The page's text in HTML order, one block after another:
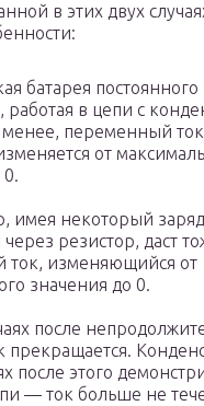
в этих двух
батарея постоянного
в цепи с
менее, переменный
от
0.
имея некоторый
резистор, даст
ток, изменяющийся от
значения до 0.
после
прекращается.
после этого
— ток больше не